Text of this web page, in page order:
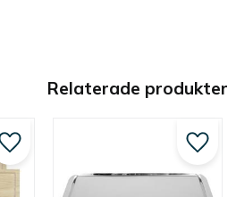
Relaterade produkter
Lägg till i favoriter Lägg